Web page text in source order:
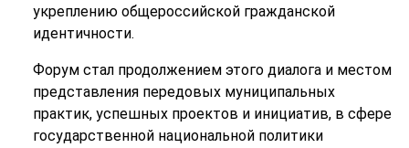
укреплению общероссийской гражданской
идентичности.
Форум стал продолжением этого диалога и местом
представления передовых муниципальных
практик, успешных проектов и инициатив, в сфере
государственной национальной политики